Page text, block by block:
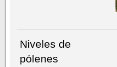
Niveles de
pólenes